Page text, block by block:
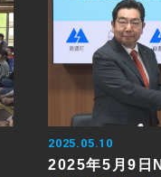
2025.05.10
2025年5月9日